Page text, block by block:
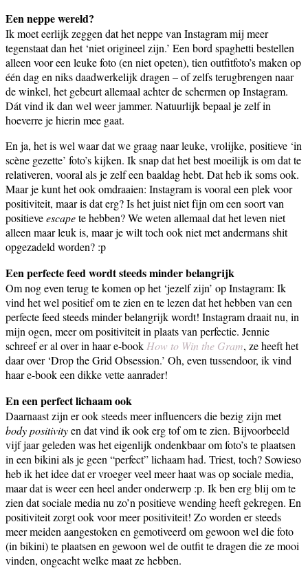
Een neppe wereld?
Ik moet eerlijk zeggen dat het neppe van Instagram mij meer
tegenstaat dan het ‘niet origineel zijn.’ Een bord spaghetti bestellen
alleen voor een leuke foto (en niet opeten), tien outfitfoto’s maken op
één dag en niks daadwerkelijk dragen – of zelfs terugbrengen naar
de winkel, het gebeurt allemaal achter de schermen op Instagram.
Dát vind ik dan wel weer jammer. Natuurlijk bepaal je zelf in
hoeverre je hierin mee gaat.
En ja, het is wel waar dat we graag naar leuke, vrolijke, positieve ‘in
scène gezette’ foto’s kijken. Ik snap dat het best moeilijk is om dat te
relativeren, vooral als je zelf een baaldag hebt. Dat heb ik soms ook.
Maar je kunt het ook omdraaien: Instagram is vooral een plek voor
positiviteit, maar is dat erg? Is het juist niet fijn om een soort van
positieveescapete hebben? We weten allemaal dat het leven niet
alleen maar leuk is, maar je wilt toch ook niet met andermans shit
opgezadeld worden? :p
Een perfecte feed wordt steeds minder belangrijk
Om nog even terug te komen op het ‘jezelf zijn’ op Instagram: Ik
vind het wel positief om te zien en te lezen dat het hebben van een
perfecte feed steeds minder belangrijk wordt! Instagram draait nu, in
mijn ogen, meer om positiviteit in plaats van perfectie. Jennie
schreef er al over in haar e-book How to Win the Gram, ze heeft het
daar over ‘Drop the Grid Obsession.’ Oh, even tussendoor, ik vind
haar e-book een dikke vette aanrader!
En een perfect lichaam ook
Daarnaast zijn er ook steeds meer influencers die bezig zijn met
body positivityen dat vind ik ook erg tof om te zien. Bijvoorbeeld
vijf jaar geleden was het eigenlijk ondenkbaar om foto’s te plaatsen
in een bikini als je geen “perfect” lichaam had. Triest, toch? Sowieso
heb ik het idee dat er vroeger veel meer haat was op sociale media,
maar dat is weer een heel ander onderwerp :p. Ik ben erg blij om te
zien dat sociale media nu zo’n positieve wending heeft gekregen. En
positiviteit zorgt ook voor meer positiviteit! Zo worden er steeds
meer meiden aangestoken en gemotiveerd om gewoon wel die foto
(in bikini) te plaatsen en gewoon wel de outfit te dragen die ze mooi
vinden, ongeacht welke maat ze hebben.